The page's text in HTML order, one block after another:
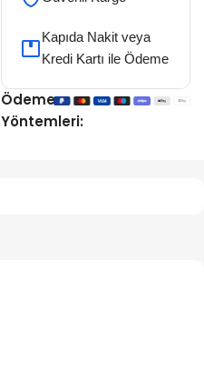
Kapıda Nakit veya
Kredi Kartı ile Ödeme
Ödeme
Yöntemleri: